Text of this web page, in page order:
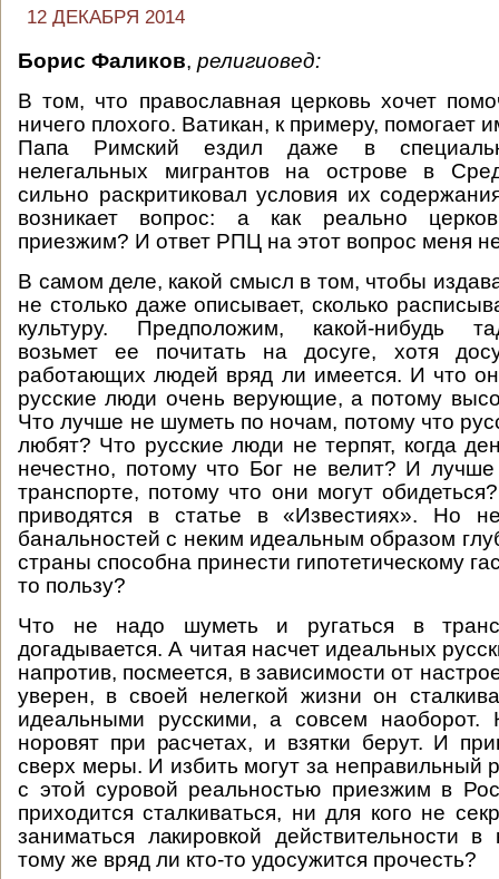
12 ДЕКАБРЯ 2014
Борис Фаликов, религиовед:
В том, что православная церковь хочет
ничего плохого. Ватикан, к примеру, помогает
Папа Римский ездил даже в
нелегальных мигрантов на острове в
сильно раскритиковал условия их
возникает вопрос: а как реально
приезжим? И ответ РПЦ на этот вопрос меня
В самом деле, какой смысл в том, чтобы
не столько даже описывает, сколько
культуру. Предположим, какой-нибудь
возьмет ее почитать на досуге, хотя
работающих людей вряд ли имеется. И что
русские люди очень верующие, а потому
Что лучше не шуметь по ночам, потому что
любят? Что русские люди не терпят, когда
нечестно, потому что Бог не велит? И
транспорте, потому что они могут
приводятся в статье в «Известиях». Но
банальностей с неким идеальным образом
страны способна принести гипотетическому
то пользу?
Что не надо шуметь и ругаться в
догадывается. А читая насчет идеальных
напротив, посмеется, в зависимости от
уверен, в своей нелегкой жизни он
идеальными русскими, а совсем наоборот.
норовят при расчетах, и взятки берут. И
сверх меры. И избить могут за неправильный
с этой суровой реальностью приезжим в
приходится сталкиваться, ни для кого не
заниматься лакировкой действительности
тому же вряд ли кто-то удосужится прочесть?